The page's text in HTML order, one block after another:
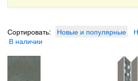
Сортировать: Новые и популярные
В наличии